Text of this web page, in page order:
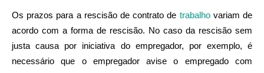
Os prazos para a rescisão de contrato de trabalhovariam de
acordo com a forma de rescisão. No caso da rescisão sem
justa causa por iniciativa do empregador, por exemplo, é
necessário que o empregador avise o empregado com